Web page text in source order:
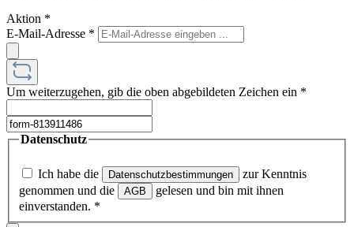
Aktion *
E-Mail-Adresse *
Um weiterzugehen, gib die oben abgebildeten Zeichen ein *
Datenschutz
Ich habe die Datenschutzbestimmungen
zur Kenntnis
genommen und die
AGB
gelesen und bin mit ihnen
einverstanden. *